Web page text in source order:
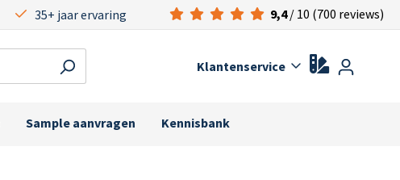
35+ jaar ervaring 9,4/ 10 (700 reviews)
Klantenservice
Sample aanvragen Kennisbank